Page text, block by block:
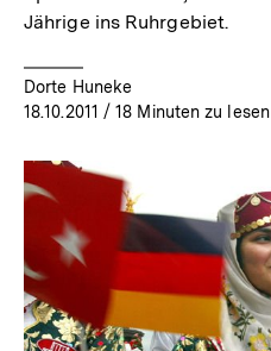
Jährige ins Ruhrgebiet.
Dorte Huneke
18.10.2011 / 18 Minuten zu lesen